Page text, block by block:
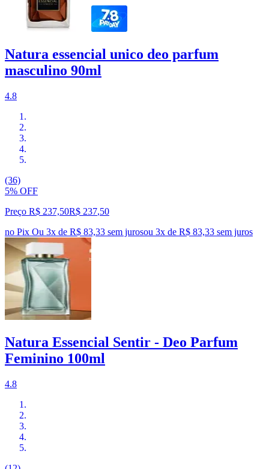
Natura essencial unico deo parfum
masculino 90ml
4.8
(36)
5% OFF
Preço R$ 237,50R$ 237,50
no Pix Ou 3x de R$ 83,33 sem jurosou 3x de R$ 83,33 sem juros
Natura Essencial Sentir - Deo Parfum
Feminino 100ml
4.8